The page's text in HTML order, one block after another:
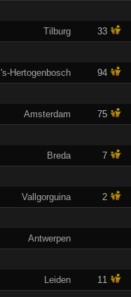
Tilburg 33
's-Hertogenbosch 94
Amsterdam 75
Breda 7
Vallgorguina 2
Antwerpen
Leiden 11